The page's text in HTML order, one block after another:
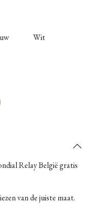
Wit
Relay België gratis
van de juiste maat.